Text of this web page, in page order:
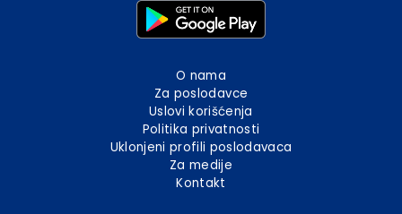
O nama
Za poslodavce
Uslovi korišćenja
Politika privatnosti
Uklonjeni profili poslodavaca
Za medije
Kontakt